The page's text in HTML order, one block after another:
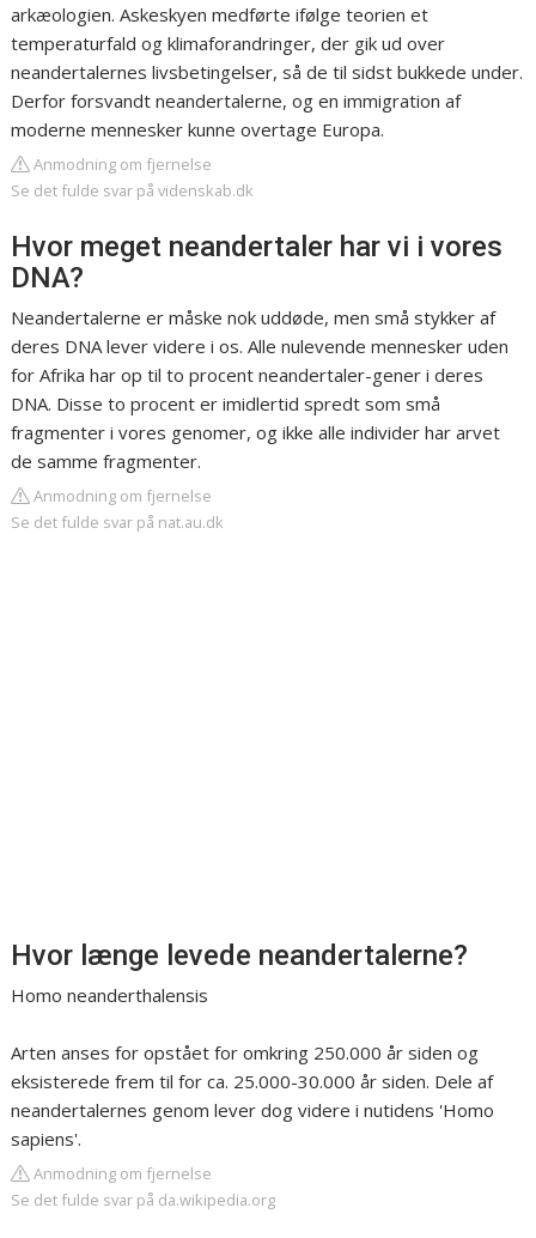
arkæologien. Askeskyen medførte ifølge teorien et
temperaturfald og klimaforandringer, der gik ud over
neandertalernes livsbetingelser, så de til sidst bukkede under.
Derfor forsvandt neandertalerne, og en immigration af
moderne mennesker kunne overtage Europa.
Anmodning om fjernelse
Se det fulde svar på videnskab.dk
Hvor meget neandertaler har vi i vores
DNA?
Neandertalerne er måske nok uddøde, men små stykker af
deres DNA lever videre i os. Alle nulevende mennesker uden
for Afrika har op til to procent neandertaler-gener i deres
DNA. Disse to procent er imidlertid spredt som små
fragmenter i vores genomer, og ikke alle individer har arvet
de samme fragmenter.
Anmodning om fjernelse
Se det fulde svar på nat.au.dk
Hvor længe levede neandertalerne?
Homo neanderthalensis
Arten anses for opstået for omkring 250.000 år siden og
eksisterede frem til for ca. 25.000-30.000 år siden. Dele af
neandertalernes genom lever dog videre i nutidens 'Homo
sapiens'.
Anmodning om fjernelse
Se det fulde svar på da.wikipedia.org